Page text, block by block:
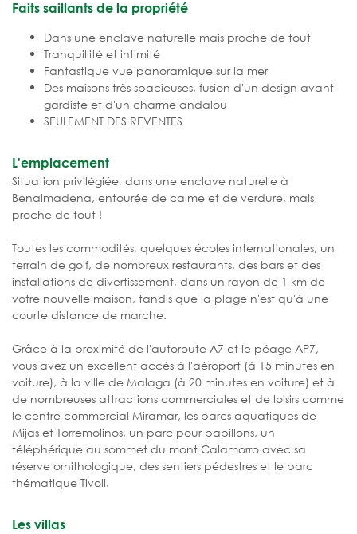
Faits saillants de la propriété
Dans une enclave naturelle mais proche de tout
Tranquillité et intimité
Fantastique vue panoramique sur la mer
Des maisons très spacieuses, fusion d'un design avant-
gardiste et d'un charme andalou
SEULEMENT DES REVENTES
L'emplacement
Situation privilégiée, dans une enclave naturelle à
Benalmadena, entourée de calme et de verdure, mais
proche de tout !
Toutes les commodités, quelques écoles internationales, un
terrain de golf, de nombreux restaurants, des bars et des
installations de divertissement, dans un rayon de 1 km de
votre nouvelle maison, tandis que la plage n'est qu'à une
courte distance de marche.
Grâce à la proximité de l'autoroute A7 et le péage AP7,
vous avez un excellent accès à l'aéroport (à 15 minutes en
voiture), à la ville de Malaga (à 20 minutes en voiture) et à
de nombreuses attractions commerciales et de loisirs comme
le centre commercial Miramar, les parcs aquatiques de
Mijas et Torremolinos, un parc pour papillons, un
téléphérique au sommet du mont Calamorro avec sa
réserve ornithologique, des sentiers pédestres et le parc
thématique Tivoli.
Les villas